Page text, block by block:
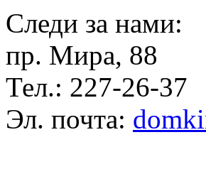
Следи за нами:
пр. Мира, 88
Тел.: 227-26-37
Эл. почта: